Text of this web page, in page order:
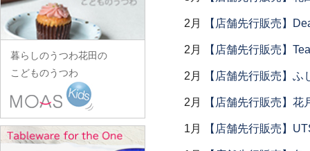
2月 【店舗先行販売】
2月 【店舗先行販売】
2月 【店舗先行販売】
2月 【店舗先行販売】花
1月 【店舗先行販売】
池島直人
池島仁美
生島賢
生島明水
池田大介
石川漆宝堂
石田誠
季更器窯
岸野寛
北野敏一（犀ノ音窯）
日下華子
葛和万紀
菅原博之
杉本太郎
鈴木重孝
鈴木潤吾
谷口嘉
谷永太郎
玉山保男
田沼英里
崔在皓
d.Tam 中村孝子/桃子
中村智美
中村真紀
中山孝志
名古路英介
西納三枝
林京子
林拓児
原口潔
原田七重
原田譲
原光弘
日高伸治
松葉勇輝
松本郁美
松本優樹
松本良夫
三浦侑子
水垣千悦
水野克俊
山崎葉
山田洋次
山田隆太郎
山中恵介
山本哲也
山本恭代
山本亮平
渡邊心平
暮らしのうつわ花田の
こどものうつわ